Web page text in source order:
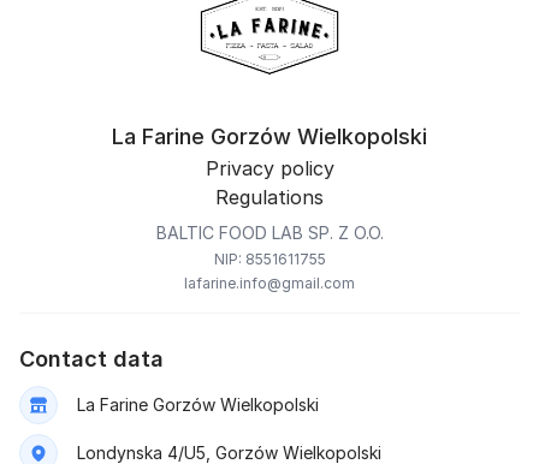
La Farine Gorzów Wielkopolski
Privacy policy
Regulations
BALTIC FOOD LAB SP. Z O.O.
NIP: 8551611755
lafarine.info@gmail.com
Contact data
La Farine Gorzów Wielkopolski
Londynska 4/U5, Gorzów Wielkopolski